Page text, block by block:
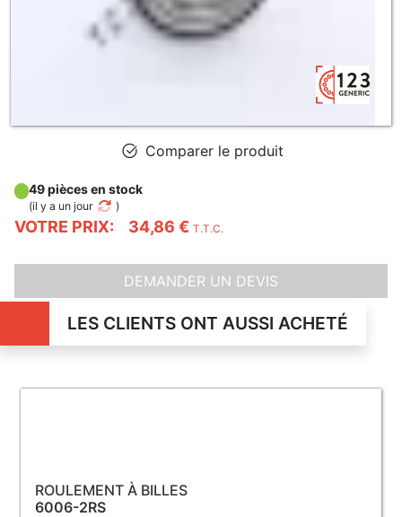
Comparer le produit
VOTRE PRIX: 34,86 € T.T.C.
49 pièces en stock
(il y a un jour )
DEMANDER UN DEVIS
LES CLIENTS ONT AUSSI ACHETÉ
ROULEMENT À BILLES
6006-2RS